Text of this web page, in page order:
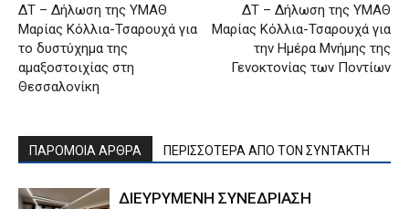
ΔΤ – Δήλωση της ΥΜΑΘ
Μαρίας Κόλλια-Τσαρουχά για
το δυστύχημα της
αμαξοστοιχίας στη
Θεσσαλονίκη
ΔΤ – Δήλωση της ΥΜΑΘ
Μαρίας Κόλλια-Τσαρουχά για
την Ημέρα Μνήμης της
Γενοκτονίας των Ποντίων
ΠΑΡΟΜΟΙΑ ΑΡΘΡΑ ΠΕΡΙΣΣΟΤΕΡΑ ΑΠΟ ΤΟΝ ΣΥΝΤΑΚΤΗ
ΔΙΕΥΡΥΜΕΝΗ ΣΥΝΕΔΡΙΑΣΗ